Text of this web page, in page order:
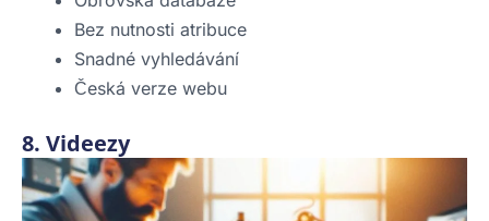
Bez nutnosti atribuce
Snadné vyhledávání
Česká verze webu
8. Videezy